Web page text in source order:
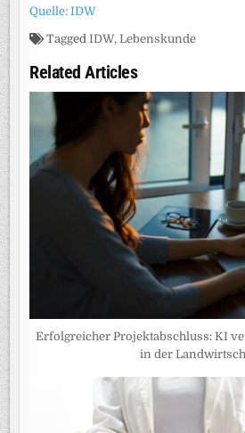
Quelle: IDW
TaggedIDW,Lebenskunde
Related Articles
Erfolgreicher Projektabschluss: KI
in der